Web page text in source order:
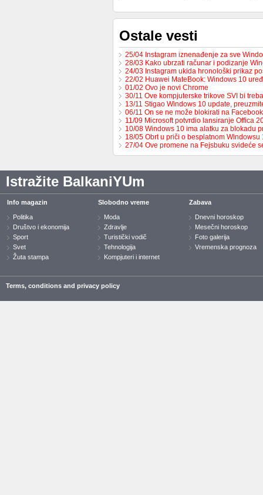
Ostale vesti
25/04 Instagram iznenađenje za sve
28/03 Kako ubrzati računar i podizanje
24/03 Instagram ukida hronološki prikaz
22/02 Huawei MateBook: Windows 10
01/02 Ovo je novi Chrome
30/11 Ove kompjuterske trikove SVI bi
13/11 Stigao Windows 10 update,
06/11 On se ne može blokirati na
11/09 Microsoft potvrdio lansiranje Offica
10/08 Windows 10 ima alatku za blokadu
18/05 Obrt u priči o besplatnom Windowsu
27/04 Ove promene na Fejsbuku svideće
Istražite BalkaniYUm
Info magazin
Politika
Društvo i ekonomija
Sport
Svet
Žuta stampa
Slobodno vreme
Moda
Zdravlje
Turistički vodič
Tehnologija
Kompjuteri i internet
Zabava
Dnevni horoskop
Mesečni horoskop
Foto galerija
Vremenska prognoza
Terms, conditions and privacy policy